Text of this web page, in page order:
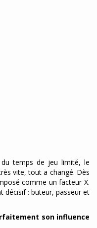
du temps de jeu limité, le
vite, tout a changé. Dès
comme un facteur X.
décisif : buteur, passeur et
son influence